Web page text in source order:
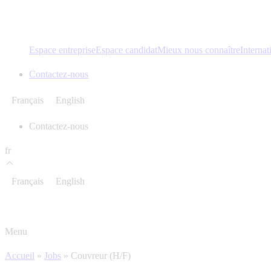
Espace entrepriseEspace candidatMieux nous connaître
Contactez-nous
Français English
Contactez-nous
fr
Français English
Menu
Accueil » Jobs » Couvreur (H/F)